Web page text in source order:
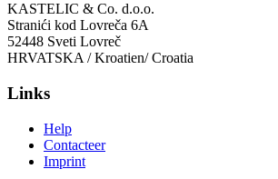
KASTELIC & Co. d.o.o.
Stranići kod Lovreča 6A
52448 Sveti Lovreč
HRVATSKA / Kroatien/ Croatia
Links
Help
Contacteer
Imprint